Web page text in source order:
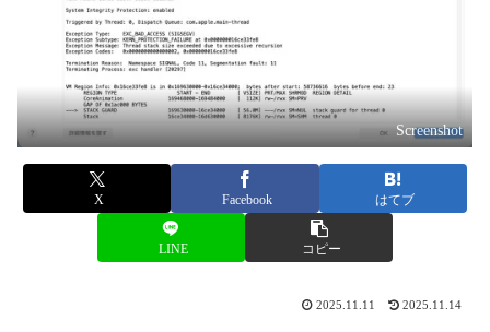
Screenshot
X Facebook はてブ
LINE コピー
2025.11.11 2025.11.14